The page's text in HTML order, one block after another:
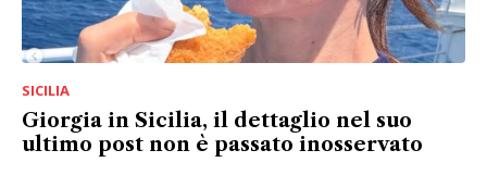
SICILIA
Giorgia in Sicilia, il dettaglio nel suo
ultimo post non è passato inosservato